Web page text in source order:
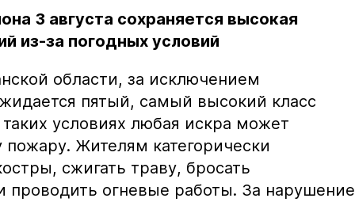
3 августа сохраняется высокая
из-за погодных условий
области, за исключением
пятый, самый высокий класс
условиях любая искра может
Жителям категорически
сжигать траву, бросать
проводить огневые работы. За нарушение